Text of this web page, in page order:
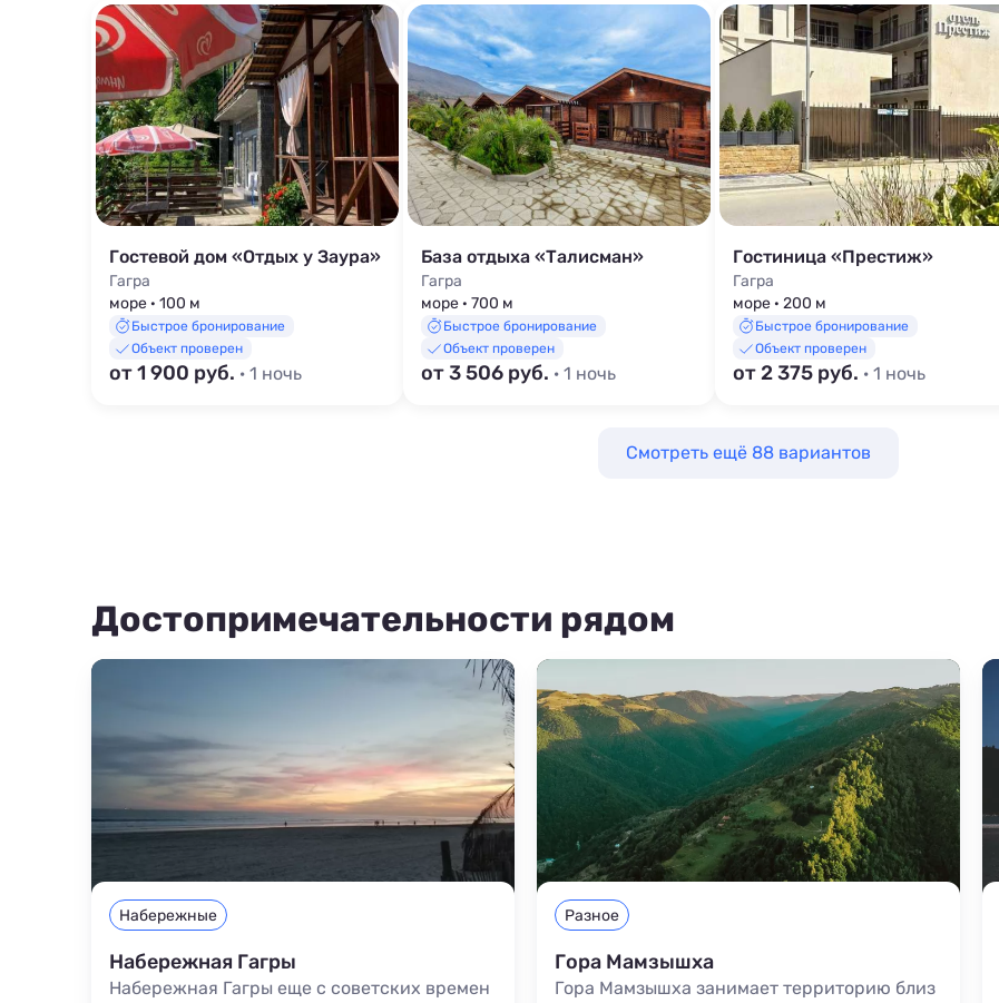
Гостевой дом «Отдых у Заура»
Гагра
море · 100 м
Быстрое бронирование
Объект проверен
от 1 900 руб. · 1 ночь
База отдыха «Талисман»
Гагра
море · 700 м
Быстрое бронирование
Объект проверен
от 3 506 руб. · 1 ночь
Гостиница «Престиж»
Гагра
море · 200 м
Быстрое бронирование
Объект проверен
от 2 375 руб. · 1 ночь
Смотреть ещё 88 вариантов
Достопримечательности рядом
Набережные
Набережная Гагры
Набережная Гагры еще с советских времен
Разное
Гора Мамзышха
Гора Мамзышха занимает территорию близ